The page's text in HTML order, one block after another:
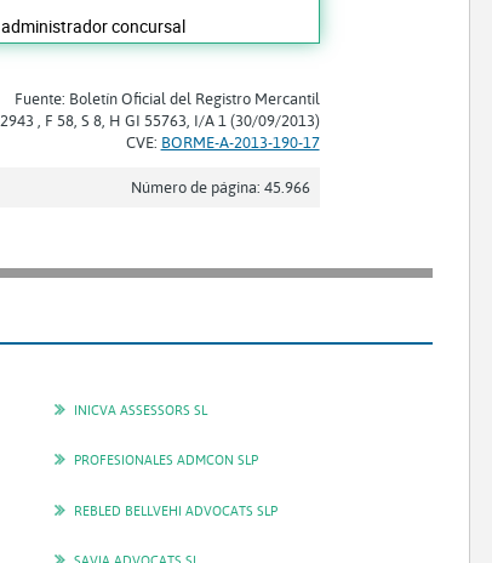
concursal
Fuente: Boletín Oficial del Registro Mercantil
, F 58, S 8, H GI 55763, I/A 1 (30/09/2013)
CVE: BORME-A-2013-190-17
Número de página: 45.966
INICVA ASSESSORS SL
PROFESIONALES ADMCON SLP
REBLED BELLVEHI ADVOCATS SLP